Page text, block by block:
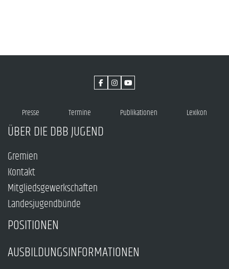
Presse Termine Publikationen Lexikon
ÜBER DIE DBB JUGEND
Gremien
Kontakt
Mitgliedsgewerkschaften
Landesjugendbünde
POSITIONEN
AUSBILDUNGSINFORMATIONEN